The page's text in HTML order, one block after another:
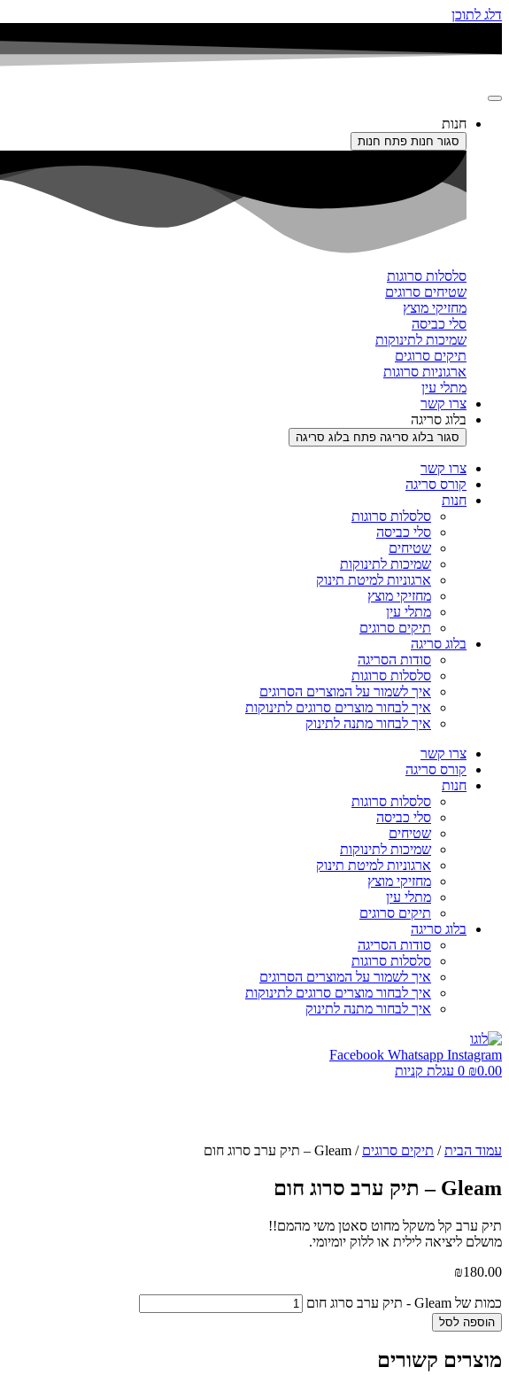
דלג לתוכן
חנות
סגור חנות פתח חנות
סלסלות סרוגות
שטיחים סרוגים
מחזיקי מוצץ
סלי כביסה
שמיכות לתינוקות
תיקים סרוגים
ארגוניות סרוגות
מתלי עין
צרו קשר
בלוג סריגה
סגור בלוג סריגה פתח בלוג סריגה
צרו קשר
קורס סריגה
חנות
סלסלות סרוגות
סלי כביסה
שטיחים
שמיכות לתינוקות
ארגוניות למיטת תינוק
מחזיקי מוצץ
מתלי עין
תיקים סרוגים
בלוג סריגה
סודות הסריגה
סלסלות סרוגות
איך לשמור על המוצרים הסרוגים
איך לבחור מוצרים סרוגים לתינוקות
איך לבחור מתנה לתינוק
צרו קשר
קורס סריגה
חנות
סלסלות סרוגות
סלי כביסה
שטיחים
שמיכות לתינוקות
ארגוניות למיטת תינוק
מחזיקי מוצץ
מתלי עין
תיקים סרוגים
בלוג סריגה
סודות הסריגה
סלסלות סרוגות
איך לשמור על המוצרים הסרוגים
איך לבחור מוצרים סרוגים לתינוקות
איך לבחור מתנה לתינוק
Facebook Whatsapp Instagram
₪0.00
0 עגלת קניות
עמוד הבית/ תיקים סרוגים / Gleam – תיק ערב סרוג חום
Gleam – תיק ערב סרוג חום
תיק ערב קל משקל מחוט סאטן משי מהמם!!
מושלם ליציאה לילית או ללוק יומיומי.
₪180.00
כמות של Gleam - תיק ערב סרוג חום
הוספה לסל
מוצרים קשורים